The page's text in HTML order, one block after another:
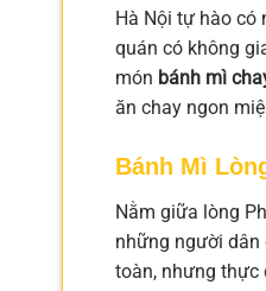
Hà Nội tự hào có
quán có không
món bánh mì
ăn chay ngon
Bánh Mì
Nằm giữa lòng
những người
toàn, nhưng thực